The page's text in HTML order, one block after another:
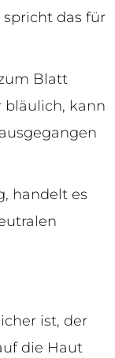
das für
Blatt
bläulich, kann
handelt es
ist, der
die Haut